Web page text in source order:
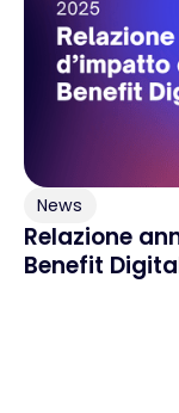
News
Relazione
Benefit